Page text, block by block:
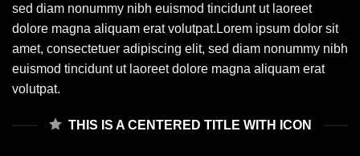
sed diam nonummy nibh euismod tincidunt ut laoreet
dolore magna aliquam erat volutpat.Lorem ipsum dolor sit
amet, consectetuer adipiscing elit, sed diam nonummy nibh
euismod tincidunt ut laoreet dolore magna aliquam erat
volutpat.
THIS IS A CENTERED TITLE WITH ICON